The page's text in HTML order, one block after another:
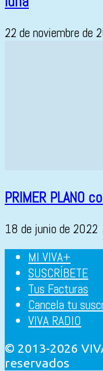
22 de noviembre de
PRIMER PLANO
18 de junio de 2022
MI VIVA+
SUSCRÍBETE
Tus Facturas
Cancela tu
VIVA RADIO
© 2013-2026
reservados